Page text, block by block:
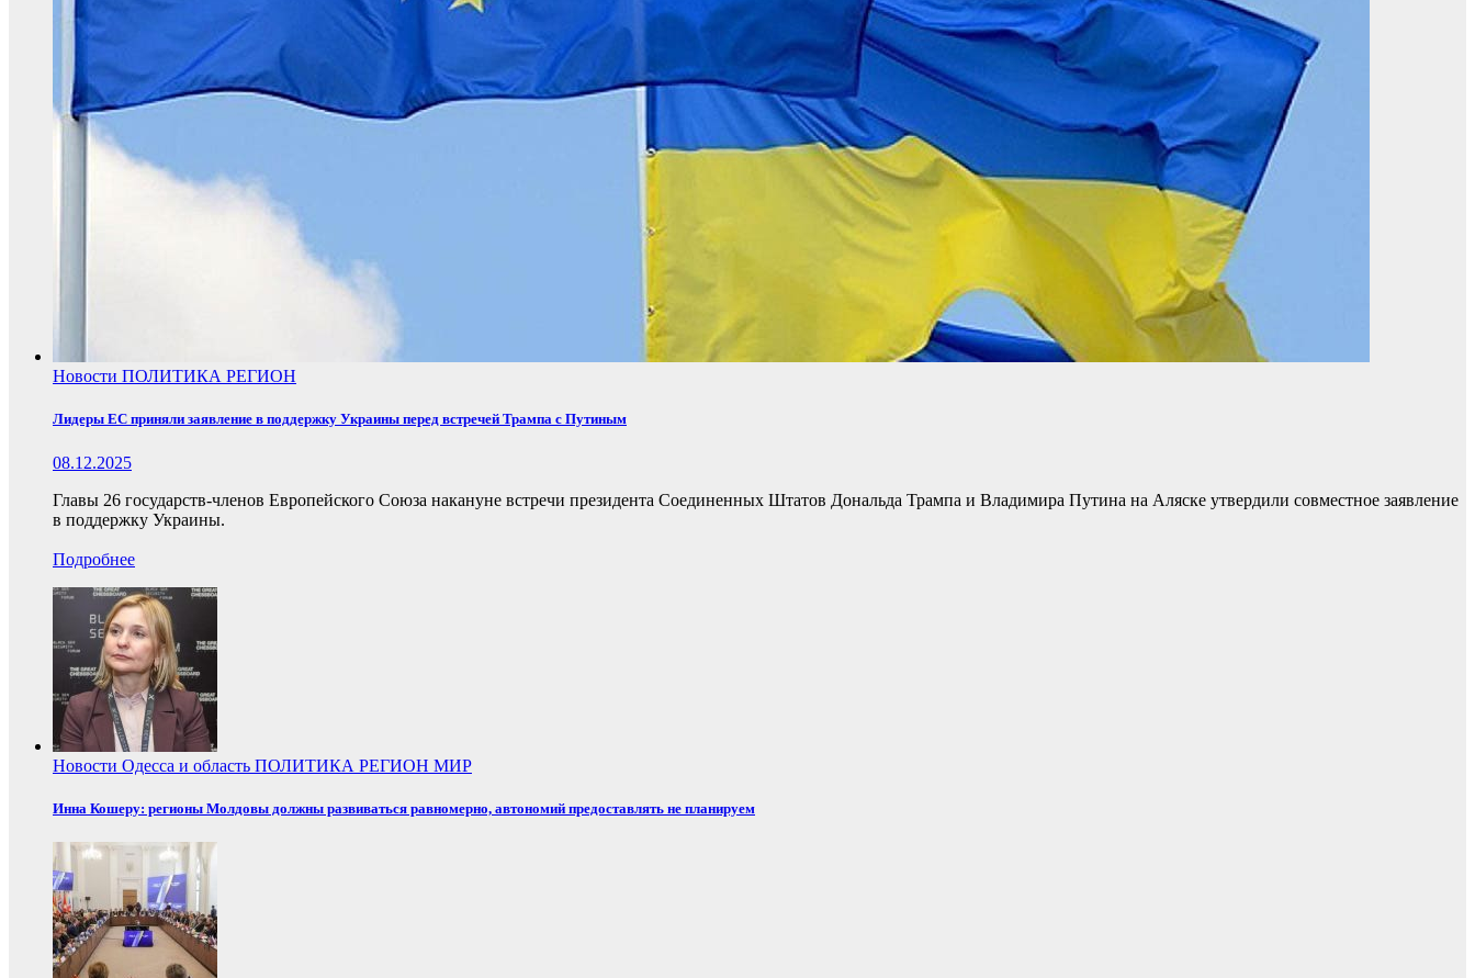
Новости ПОЛИТИКА РЕГИОН
Лидеры ЕС приняли заявление в поддержку Украины перед встречей Трампа с Путиным
08.12.2025
Главы 26 государств-членов Европейского Союза накануне встречи президента Соединенных Штатов Дональда Трампа и Владимира Путина на Аляске утвердили совместное заявление
в поддержку Украины.
Подробнее
Новости Одесса и область ПОЛИТИКА РЕГИОН МИР
Инна Кошеру: регионы Молдовы должны развиваться равномерно, автономий предоставлять не планируем